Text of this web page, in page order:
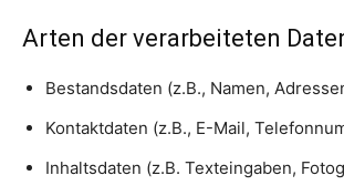
Arten der verarbeiteten
Bestandsdaten (z.B., Namen,
Kontaktdaten (z.B., E-Mail,
Inhaltsdaten (z.B. Texteingaben,